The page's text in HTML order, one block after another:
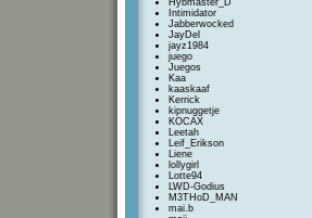
Hybmaster_D
Intimidator
Jabberwocked
JayDel
jayz1984
juego
Juegos
Kaa
kaaskaaf
Kerrick
kipnuggetje
KOCAX
Leetah
Leif_Erikson
Liene
lollygirl
Lotte94
LWD-Godius
M3THoD_MAN
mai.b